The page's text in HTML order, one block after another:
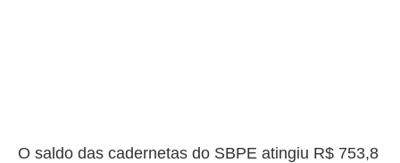
O saldo das cadernetas do SBPE atingiu R$ 753,8